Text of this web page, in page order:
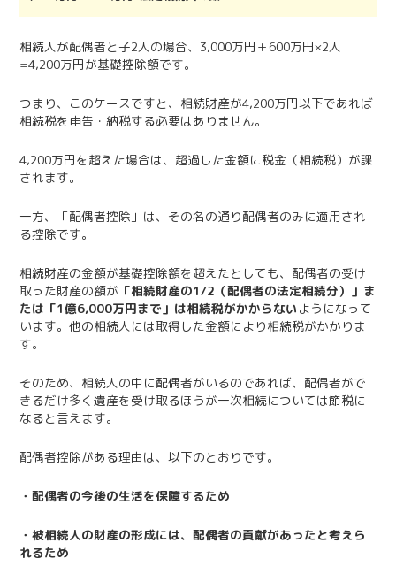
相続人が配偶者と子2人の場合、3,000万円＋600万円×2人
=4,200万円が基礎控除額です。
つまり、このケースですと、相続財産が4,200万円以下であれば
相続税を申告・納税する必要はありません。
4,200万円を超えた場合は、超過した金額に税金（相続税）が課
されます。
一方、「配偶者控除」は、その名の通り配偶者のみに適用され
る控除です。
相続財産の金額が基礎控除額を超えたとしても、配偶者の受け
取った財産の額が 「相続財産の1/2（配偶者の法定相続分）」ま
たは「1億6,000万円まで」は相続税がかからない ようになって
います。他の相続人には取得した金額により相続税がかかりま
す。
そのため、相続人の中に配偶者がいるのであれば、配偶者がで
きるだけ多く遺産を受け取るほうが一次相続については節税に
なると言えます。
配偶者控除がある理由は、以下のとおりです。
・配偶者の今後の生活を保障するため
・被相続人の財産の形成には、配偶者の貢献があったと考えら
れるため